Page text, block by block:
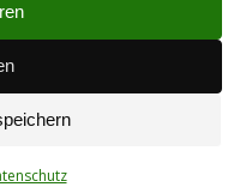
unserer Mannschaften (via